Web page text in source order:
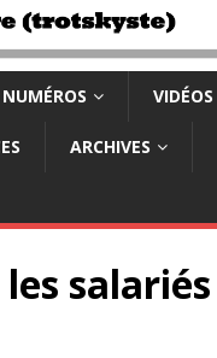
VIDÉOS
ARCHIVES
salariés